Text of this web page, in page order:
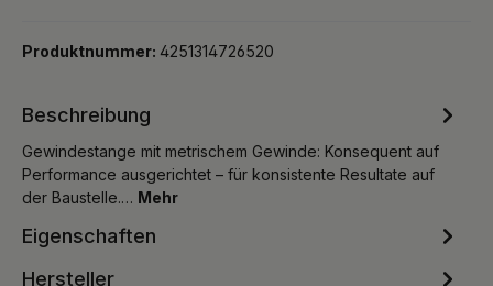
Produktnummer: 4251314726520
Beschreibung
Gewindestange mit metrischem Gewinde: Konsequent auf
Performance ausgerichtet – für konsistente Resultate auf
der Baustelle.… Mehr
Eigenschaften
Hersteller